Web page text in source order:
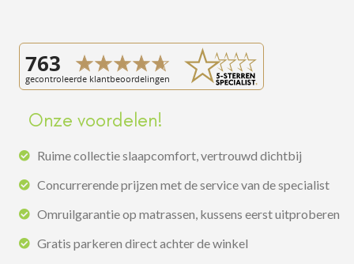
Onze voordelen!
Ruime collectie slaapcomfort, vertrouwd dichtbij
Concurrerende prijzen met de service van de specialist
Omruilgarantie op matrassen, kussens eerst uitproberen
Gratis parkeren direct achter de winkel